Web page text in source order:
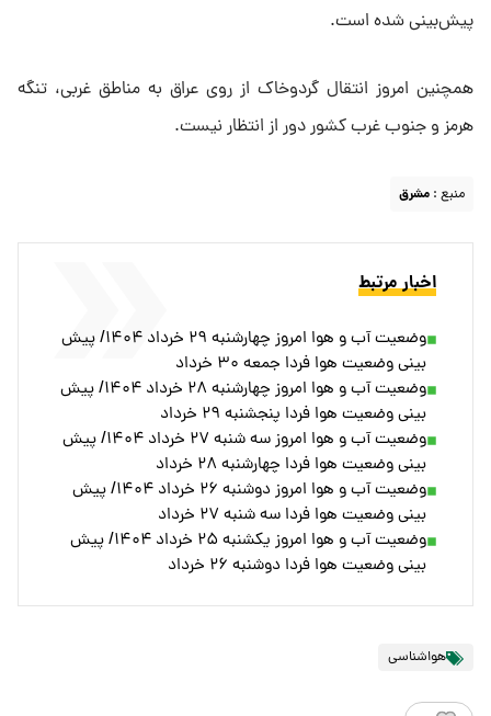
پیش‌بینی شده است.
همچنین امروز انتقال گردوخاک از روی عراق به مناطق غربی، تنگه
هرمز و جنوب غرب کشور دور از انتظار نیست.
منبع : مشرق
اخبار مرتبط
وضعیت آب و هوا امروز چهارشنبه ۲۹ خرداد ۱۴۰۴/ پیش
بینی وضعیت هوا فردا جمعه ۳۰ خرداد
وضعیت آب و هوا امروز چهارشنبه ۲۸ خرداد ۱۴۰۴/ پیش
بینی وضعیت هوا فردا پنجشنبه ۲۹ خرداد
وضعیت آب و هوا امروز سه شنبه ۲۷ خرداد ۱۴۰۴/ پیش
بینی وضعیت هوا فردا چهارشنبه ۲۸ خرداد
وضعیت آب و هوا امروز دوشنبه ۲۶ خرداد ۱۴۰۴/ پیش
بینی وضعیت هوا فردا سه شنبه ۲۷ خرداد
وضعیت آب و هوا امروز یکشنبه ۲۵ خرداد ۱۴۰۴/ پیش
بینی وضعیت هوا فردا دوشنبه ۲۶ خرداد
هواشناسی